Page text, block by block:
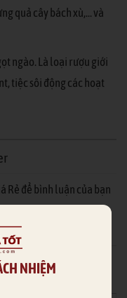
quả cây bách xù,... và
ngào. Là loại rượu giới
tiệc sôi động các hoạt
Rẻ để bình luận của bạn
Đăng ký ngay
NHIỆM